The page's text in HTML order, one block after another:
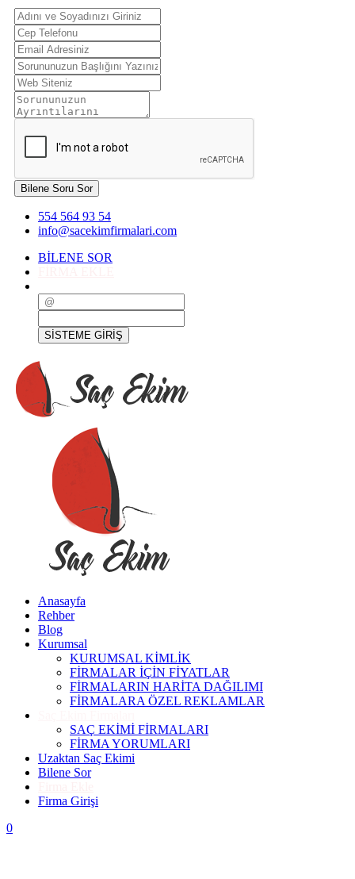
Bilene Soru Sor
554 564 93 54
info@sacekimfirmalari.com
BİLENE SOR
SİSTEME GİRİŞ
Anasayfa
Rehber
Blog
Kurumsal
KURUMSAL KİMLİK
FİRMALAR İÇİN FİYATLAR
FİRMALARIN HARİTA DAĞILIMI
FİRMALARA ÖZEL REKLAMLAR
SAÇ EKİMİ FİRMALARI
FİRMA YORUMLARI
Uzaktan Saç Ekimi
Bilene Sor
Firma Girişi
0